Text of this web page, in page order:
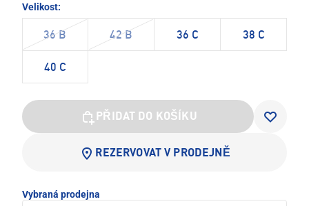
Velikost:
36 B 42 B 36 C 38 C
40 C
PŘIDAT DO KOŠÍKU
REZERVOVAT V PRODEJNĚ
Vybraná prodejna